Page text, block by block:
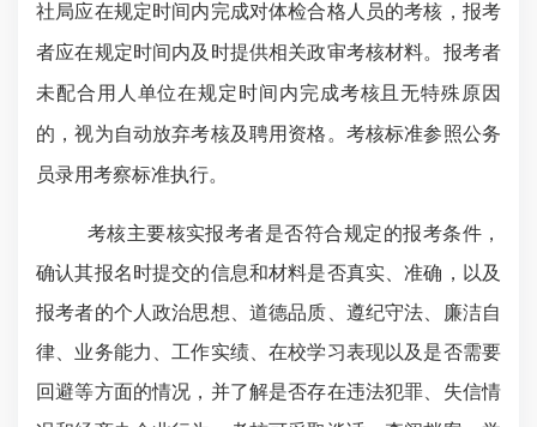
社局应在规定时间内完成对体检合格人员的考核，报考
者应在规定时间内及时提供相关政审考核材料。报考者
未配合用人单位在规定时间内完成考核且无特殊原因
的，视为自动放弃考核及聘用资格。考核标准参照公务
员录用考察标准执行。
考核主要核实报考者是否符合规定的报考条件，
确认其报名时提交的信息和材料是否真实、准确，以及
报考者的个人政治思想、道德品质、遵纪守法、廉洁自
律、业务能力、工作实绩、在校学习表现以及是否需要
回避等方面的情况，并了解是否存在违法犯罪、失信情